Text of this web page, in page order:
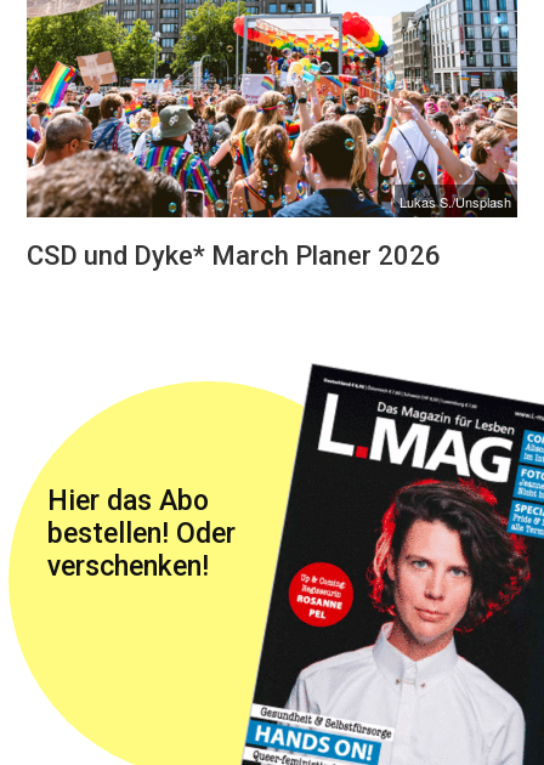
Lukas S./Unsplash
CSD und Dyke* March Planer 2026
Hier das Abo
bestellen! Oder
verschenken!